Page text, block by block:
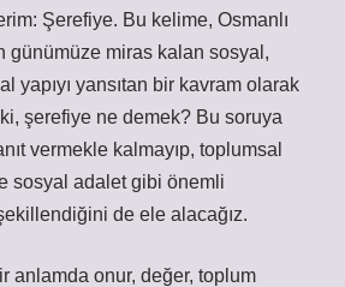
Şerefiye. Bu kelime, Osmanlı
günümüze miras kalan sosyal,
yapıyı yansıtan bir kavram olarak
şerefiye ne demek? Bu soruya
vermekle kalmayıp, toplumsal
sosyal adalet gibi önemli
de ele alacağız.
anlamda onur, değer, toplum